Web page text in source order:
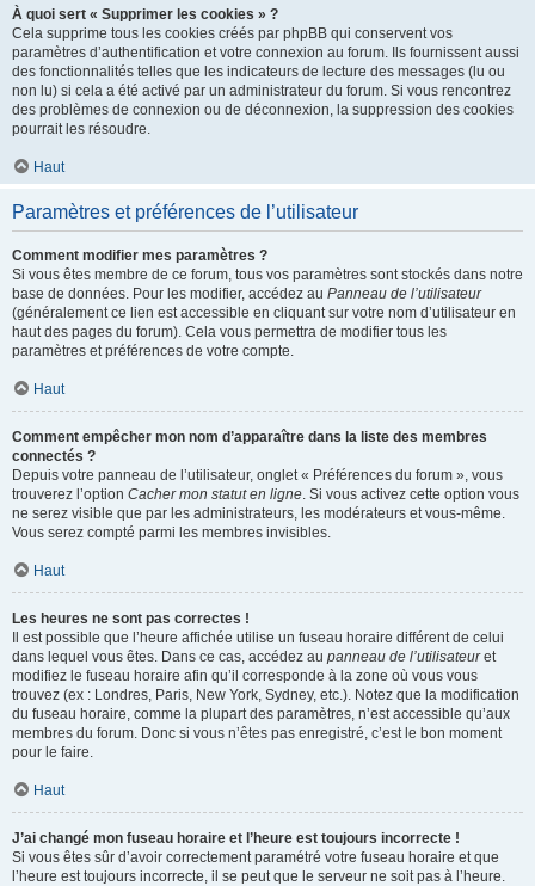
À quoi sert « Supprimer les cookies » ?
Cela supprime tous les cookies créés par phpBB qui conservent vos
paramètres d’authentification et votre connexion au forum. Ils fournissent aussi
des fonctionnalités telles que les indicateurs de lecture des messages (lu ou
non lu) si cela a été activé par un administrateur du forum. Si vous rencontrez
des problèmes de connexion ou de déconnexion, la suppression des cookies
pourrait les résoudre.
Haut
Paramètres et préférences de l’utilisateur
Comment modifier mes paramètres ?
Si vous êtes membre de ce forum, tous vos paramètres sont stockés dans notre
base de données. Pour les modifier, accédez au Panneau de l’utilisateur
(généralement ce lien est accessible en cliquant sur votre nom d’utilisateur en
haut des pages du forum). Cela vous permettra de modifier tous les
paramètres et préférences de votre compte.
Haut
Comment empêcher mon nom d’apparaître dans la liste des membres
connectés ?
Depuis votre panneau de l’utilisateur, onglet « Préférences du forum », vous
trouverez l’option Cacher mon statut en ligne. Si vous activez cette option vous
ne serez visible que par les administrateurs, les modérateurs et vous-même.
Vous serez compté parmi les membres invisibles.
Haut
Les heures ne sont pas correctes !
Il est possible que l’heure affichée utilise un fuseau horaire différent de celui
dans lequel vous êtes. Dans ce cas, accédez au panneau de l’utilisateuret
modifiez le fuseau horaire afin qu’il corresponde à la zone où vous vous
trouvez (ex : Londres, Paris, New York, Sydney, etc.). Notez que la modification
du fuseau horaire, comme la plupart des paramètres, n’est accessible qu’aux
membres du forum. Donc si vous n’êtes pas enregistré, c’est le bon moment
pour le faire.
Haut
J’ai changé mon fuseau horaire et l’heure est toujours incorrecte !
Si vous êtes sûr d’avoir correctement paramétré votre fuseau horaire et que
l’heure est toujours incorrecte, il se peut que le serveur ne soit pas à l’heure.